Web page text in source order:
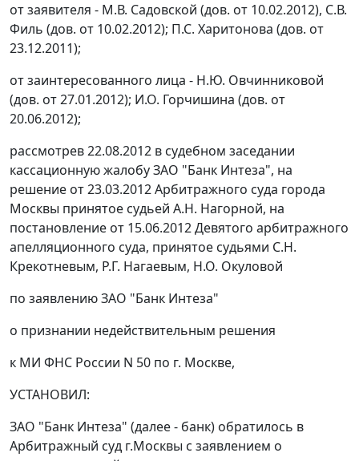
от заявителя - М.В. Садовской (дов. от 10.02.2012), С.В.
Филь (дов. от 10.02.2012); П.С. Харитонова (дов. от
23.12.2011);
от заинтересованного лица - Н.Ю. Овчинниковой
(дов. от 27.01.2012); И.О. Горчишина (дов. от
20.06.2012);
рассмотрев 22.08.2012 в судебном заседании
кассационную жалобу ЗАО "Банк Интеза", на
решение от 23.03.2012 Арбитражного суда города
Москвы принятое судьей А.Н. Нагорной, на
постановление от 15.06.2012 Девятого арбитражного
апелляционного суда, принятое судьями С.Н.
Крекотневым, Р.Г. Нагаевым, Н.О. Окуловой
по заявлению ЗАО "Банк Интеза"
о признании недействительным решения
к МИ ФНС России N 50 по г. Москве,
УСТАНОВИЛ:
ЗАО "Банк Интеза" (далее - банк) обратилось в
Арбитражный суд г.Москвы с заявлением о